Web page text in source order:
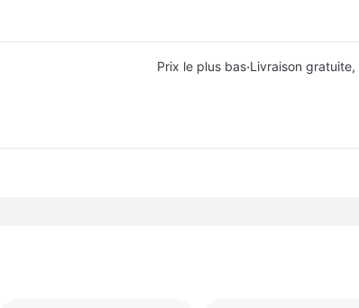
Prix le plus bas·Livraison gratuite,